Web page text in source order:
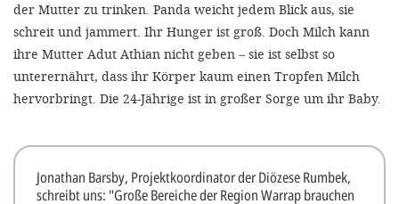
der Mutter zu trinken. Panda weicht jedem Blick aus, sie
schreit und jammert. Ihr Hunger ist groß. Doch Milch kann
ihre Mutter Adut Athian nicht geben – sie ist selbst so
unterernährt, dass ihr Körper kaum einen Tropfen Milch
hervorbringt. Die 24-Jährige ist in großer Sorge um ihr Baby.
Jonathan Barsby, Projektkoordinator der Diözese Rumbek,
schreibt uns: "Große Bereiche der Region Warrap brauchen